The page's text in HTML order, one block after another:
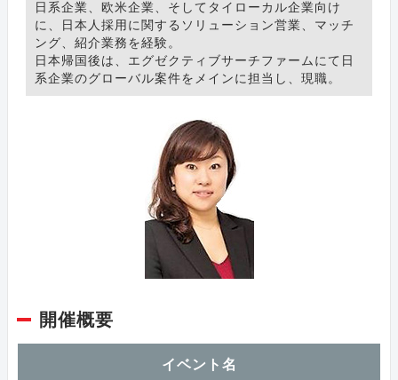
日系企業、欧米企業、そしてタイローカル企業向け
に、日本人採用に関するソリューション営業、マッチ
ング、紹介業務を経験。
日本帰国後は、エグゼクティブサーチファームにて日
系企業のグローバル案件をメインに担当し、現職。
開催概要
イベント名